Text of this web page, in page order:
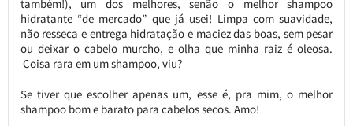
também!), um dos melhores, senão o melhor shampoo
hidratante “de mercado” que já usei! Limpa com suavidade,
não resseca e entrega hidratação e maciez das boas, sem pesar
ou deixar o cabelo murcho, e olha que minha raiz é oleosa.
Coisa rara em um shampoo, viu?
Se tiver que escolher apenas um, esse é, pra mim, o melhor
shampoo bom e barato para cabelos secos. Amo!